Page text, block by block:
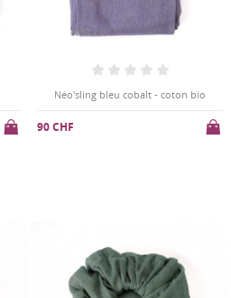
Néo'sling bleu cobalt - coton bio
90 CHF